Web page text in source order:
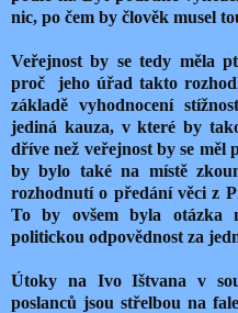
nic, po čem by člověk musel
Veřejnost by se tedy měla
proč jeho úřad takto
základě vyhodnocení
jediná kauza, v které by
dříve než veřejnost by se měl
by bylo také na místě
rozhodnutí o předání věci z
To by ovšem byla otázka
politickou odpovědnost za
Útoky na Ivo Ištvana v
poslanců jsou střelbou na